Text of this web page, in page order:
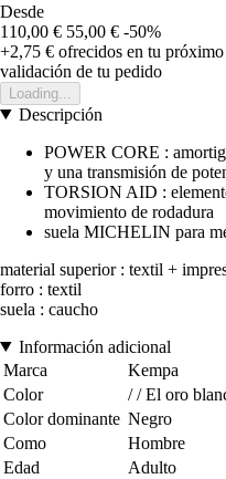
Desde
110,00 € 55,00 € -50%
+2,75 € ofrecidos en tu
validación de tu pedido
Loading...
Descripción
POWER CORE :
y una transmisión de
TORSION AID :
movimiento de rodadura
suela MICHELIN para
material superior : textil +
forro : textil
suela : caucho
Información adicional
Marca
Kempa
Color
/ / El oro
Color dominante Negro
Como
Hombre
Edad
Adulto